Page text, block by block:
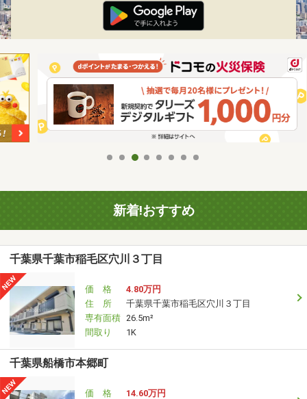
新着!おすすめ
千葉県千葉市稲毛区穴川３丁目
価 格
4.80万円
住 所
千葉県千葉市稲毛区穴川３丁目
専有面積 26.5m²
間取り
1K
千葉県船橋市本郷町
価 格
14.60万円